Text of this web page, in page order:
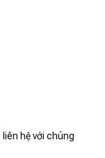
hệ với chúng